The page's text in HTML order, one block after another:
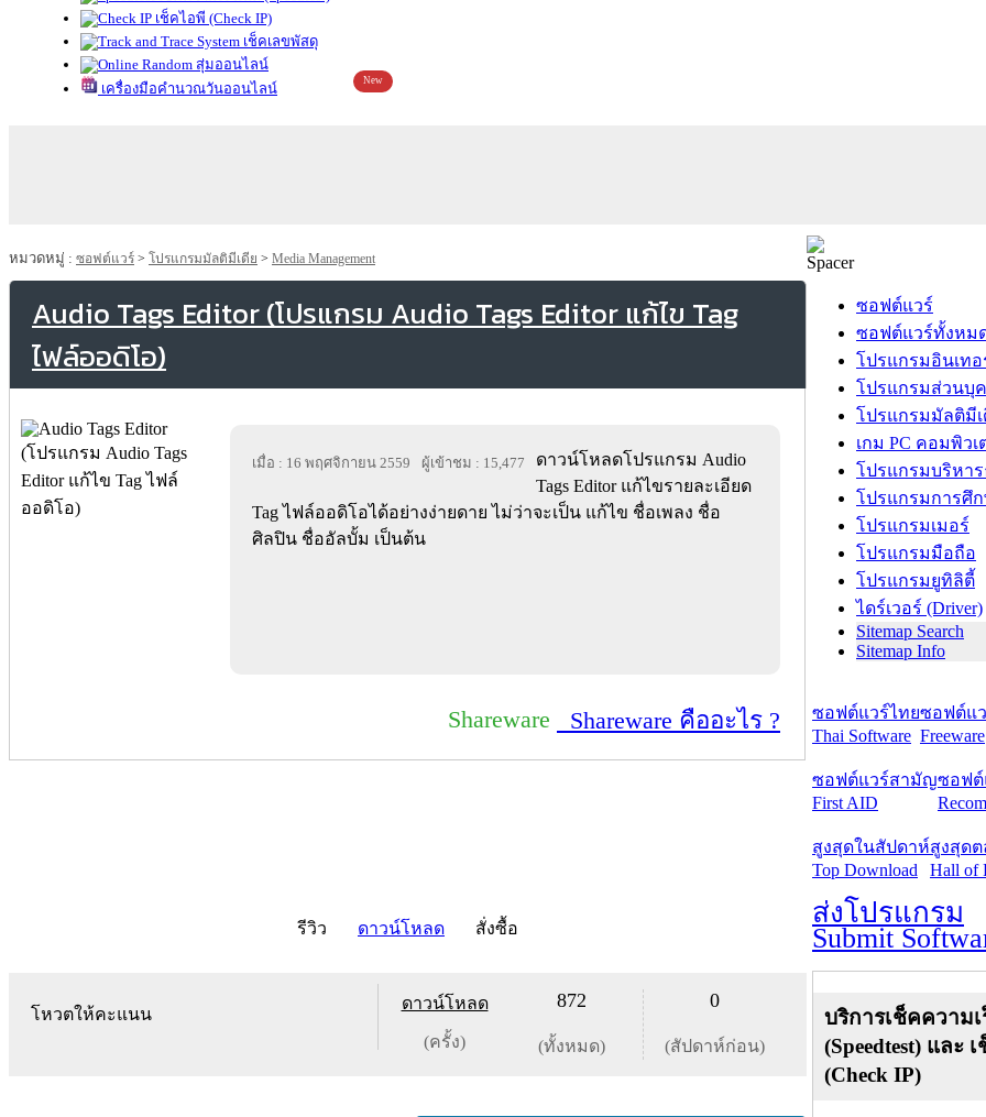
เช็คไอพี (Check IP)
เช็คเลขพัสดุ
สุ่มออนไลน์
เครื่องมือคำนวณวันออนไลน์
New
หมวดหมู่ : ซอฟต์แวร์ > โปรแกรมมัลติมีเดีย > Media Management
Audio Tags Editor (โปรแกรม Audio Tags Editor แก้ไข Tag
ไฟล์ออดิโอ)
เมื่อ : 16 พฤศจิกายน 2559 ผู้เข้าชม : 15,477
ดาวน์โหลดโปรแกรม Audio
Tags Editor แก้ไขรายละเอียด
Tag ไฟล์ออดิโอได้อย่างง่ายดาย ไม่ว่าจะเป็น แก้ไข ชื่อเพลง ชื่อ
ศิลปิน ชื่ออัลบั้ม เป็นต้น
Shareware Shareware คืออะไร ?
รีวิว ดาวน์โหลด สั่งซื้อ
โหวตให้คะแนน
ดาวน์โหลด
(ครั้ง)
872
(ทั้งหมด)
0
(สัปดาห์ก่อน)
ซอฟต์แวร์
ซอฟต์แวร์ทั้งหม
โปรแกรมอินเทอ
โปรแกรมส่วนบุ
โปรแกรมมัลติมีเ
เกม PC คอมพิวเ
โปรแกรมบริหา
โปรแกรมการศึ
โปรแกรมเมอร์
โปรแกรมมือถือ
โปรแกรมยูทิลิตี้
ไดร์เวอร์ (Driver)
Sitemap Search
Sitemap Info
ซอฟต์แวร์ไทย
Thai Software
ซอฟต์แ
Freeware
ซอฟต์แวร์สามัญ
First AID
ซอฟต์
สูงสุดในสัปดาห์
Top Download
สูงสุด
Hall of
ส่งโปรแกรม
Submit
บริการเช็คความเ
(Speedtest) และ
(Check IP)